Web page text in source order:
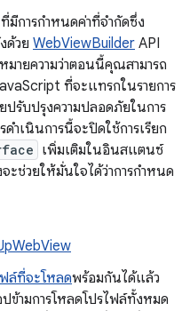
ที่มีการกำหนดค่าที่จำกัดซึ่ง
ด้วย WebViewBuilder API
ายความว่าตอนนี้คุณสามารถ
ที่จะแทรกในรายการ
รับปรุงความปลอดภัยในการ
ำเนินการนี้จะปิดใช้การเรียก
เพิ่มเติมในอินสแตนซ์
ะช่วยให้มั่นใจได้ว่าการกำหนด
ล์ที่จะโหลดพร้อมกันได้แล้ว
ามการโหลดโปรไฟล์ทั้งหมด